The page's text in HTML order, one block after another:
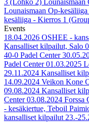
Lounaismaan Op-
kesäliiga - Kierros 1
Events
18.04.2026 OSHEE -
Kansalliset kilpailut, Salo
40-0 Padel Center
Padel Center01.03.2025
29.11.2024 Kansalliset
14.09.2024 Veikon Kone
09.08.2024 Kansalliset
Center03.08.2024 Forssa
- kesäkiertue, Teboil
kansalliset kilpailut 23.-